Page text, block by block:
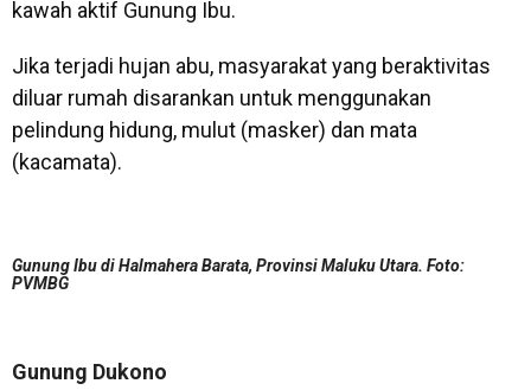
kawah aktif Gunung Ibu.
Jika terjadi hujan abu, masyarakat yang beraktivitas
diluar rumah disarankan untuk menggunakan
pelindung hidung, mulut (masker) dan mata
(kacamata).
Gunung Ibu di Halmahera Barata, Provinsi Maluku Utara. Foto:
PVMBG
Gunung Dukono